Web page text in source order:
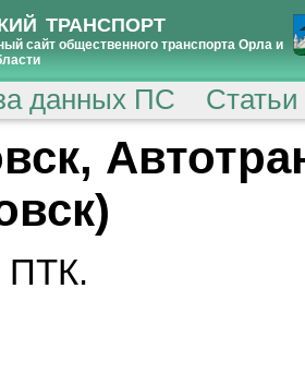
ТРАНСПОРТ
сайт общественного транспорта Орла и
данных ПС
ПТК.